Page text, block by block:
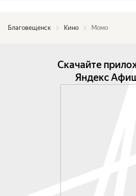
Благовещенск Кино Момо
Скачайте
Яндекс